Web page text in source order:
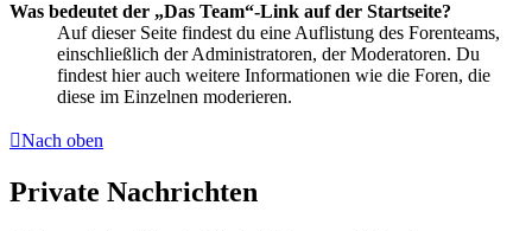
Was bedeutet der „Das Team“-Link auf der Startseite?
Auf dieser Seite findest du eine Auflistung des Forenteams,
einschließlich der Administratoren, der Moderatoren. Du
findest hier auch weitere Informationen wie die Foren, die
diese im Einzelnen moderieren.
Nach oben
Private Nachrichten